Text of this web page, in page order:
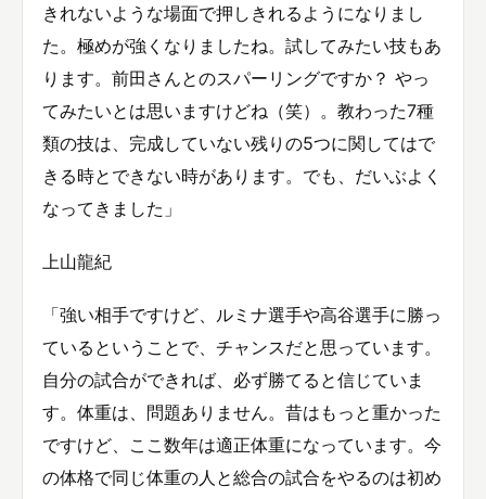
きれないような場面で押しきれるようになりまし
た。極めが強くなりましたね。試してみたい技もあ
ります。前田さんとのスパーリングですか？ やっ
てみたいとは思いますけどね（笑）。教わった7種
類の技は、完成していない残りの5つに関してはで
きる時とできない時があります。でも、だいぶよく
なってきました」
上山龍紀
「強い相手ですけど、ルミナ選手や高谷選手に勝っ
ているということで、チャンスだと思っています。
自分の試合ができれば、必ず勝てると信じていま
す。体重は、問題ありません。昔はもっと重かった
ですけど、ここ数年は適正体重になっています。今
の体格で同じ体重の人と総合の試合をやるのは初め